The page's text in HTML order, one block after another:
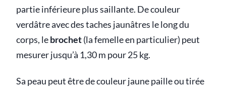
partie inférieure plus saillante. De couleur
verdâtre avec des taches jaunâtres le long du
corps, lebrochet(la femelle en particulier) peut
mesurer jusqu’à 1,30 m pour 25 kg.
Sa peau peut être de couleur jaune paille ou tirée